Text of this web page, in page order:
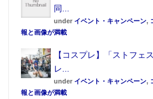
同...
under イベント・キャンペーン,
報と画像が満載
【コスプレ】「ストフェ
レ...
under イベント・キャンペーン,
報と画像が満載